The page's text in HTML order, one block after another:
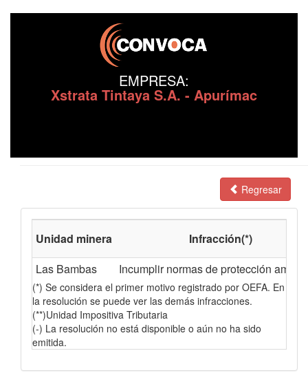
EMPRESA:
Xstrata Tintaya S.A. - Apurímac
Regresar
Unidad minera
Infracción(*)
Las Bambas
Incumplir normas de protección
(*) Se considera el primer motivo registrado por OEFA. En
la resolución se puede ver las demás infracciones.
(**)Unidad Impositiva Tributaria
(-) La resolución no está disponible o aún no ha sido
emitida.